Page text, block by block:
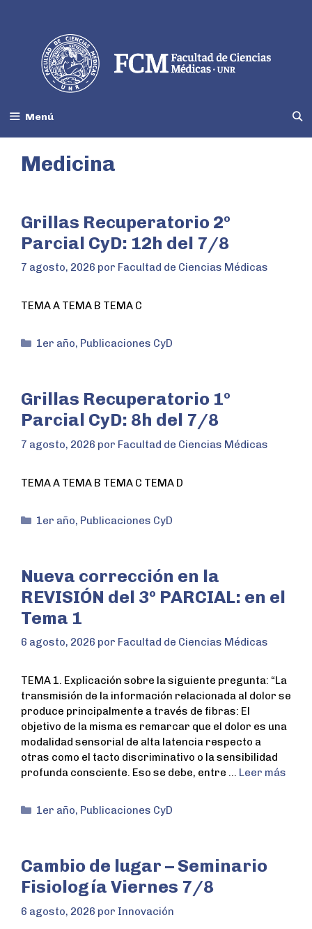
Menú
Medicina
Grillas Recuperatorio 2º
Parcial CyD: 12h del 7/8
7 agosto, 2026 por Facultad de Ciencias Médicas
TEMA A TEMA B TEMA C
1er año, Publicaciones CyD
Grillas Recuperatorio 1º
Parcial CyD: 8h del 7/8
7 agosto, 2026 por Facultad de Ciencias Médicas
TEMA A TEMA B TEMA C TEMA D
1er año, Publicaciones CyD
Nueva corrección en la
REVISIÓN del 3º PARCIAL: en el
Tema 1
6 agosto, 2026 por Facultad de Ciencias Médicas
TEMA 1. Explicación sobre la siguiente pregunta: “La
transmisión de la información relacionada al dolor se
produce principalmente a través de fibras: El
objetivo de la misma es remarcar que el dolor es una
modalidad sensorial de alta latencia respecto a
otras como el tacto discriminativo o la sensibilidad
profunda consciente. Eso se debe, entre … Leer más
1er año, Publicaciones CyD
Cambio de lugar – Seminario
Fisiología Viernes 7/8
6 agosto, 2026 por Innovación